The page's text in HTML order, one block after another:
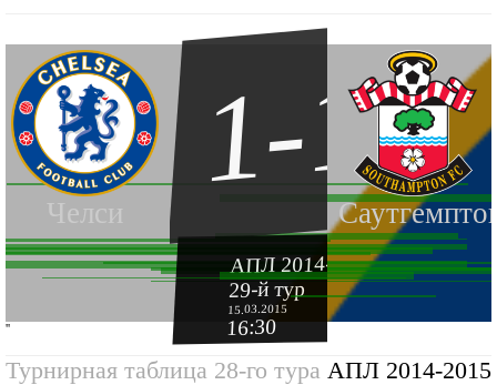
Челси
1-1
АПЛ 2014-2015
29-й тур
15.03.2015
16:30
''
Турнирная таблица 28-го тура АПЛ 2014-2015